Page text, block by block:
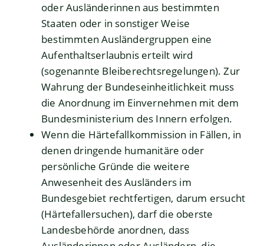
oder Ausländerinnen aus bestimmten
Staaten oder in sonstiger Weise
bestimmten Ausländergruppen eine
Aufenthaltserlaubnis erteilt wird
(sogenannte Bleiberechtsregelungen). Zur
Wahrung der Bundeseinheitlichkeit muss
die Anordnung im Einvernehmen mit dem
Bundesministerium des Innern erfolgen.
Wenn die Härtefallkommission in Fällen, in
denen dringende humanitäre oder
persönliche Gründe die weitere
Anwesenheit des Ausländers im
Bundesgebiet rechtfertigen, darum ersucht
(Härtefallersuchen), darf die oberste
Landesbehörde anordnen, dass